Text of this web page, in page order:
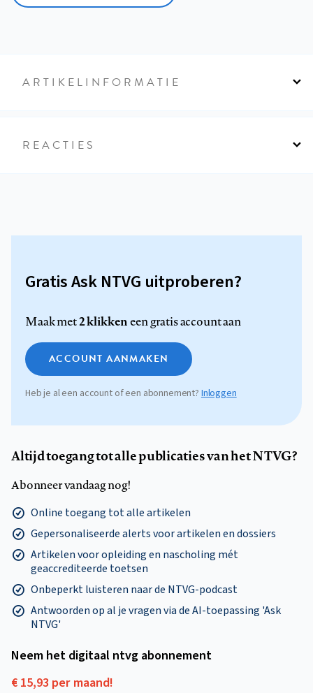
ARTIKELINFORMATIE
REACTIES
Gratis Ask NTVG uitproberen?
Maak met2 klikkeneen gratis account aan
ACCOUNT AANMAKEN
Heb je al een account of een abonnement? Inloggen
Altijd toegang tot alle publicaties van het NTVG?
Abonneer vandaag nog!
Online toegang tot alle artikelen
Gepersonaliseerde alerts voor artikelen en dossiers
Artikelen voor opleiding en nascholing mét
geaccrediteerde toetsen
Onbeperkt luisteren naar de NTVG-podcast
Antwoorden op al je vragen via de AI-toepassing 'Ask
NTVG'
Neem het digitaal ntvg abonnement
€ 15,93 per maand!